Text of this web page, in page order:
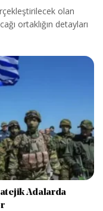
olan
ortaklığın detayları
Adalarda